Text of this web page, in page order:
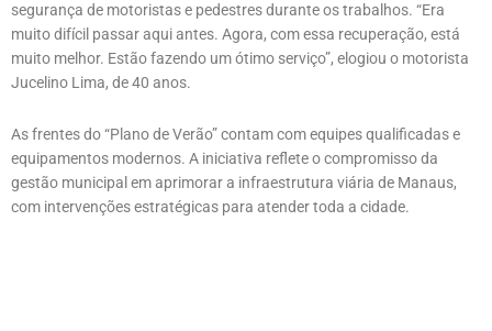
segurança de motoristas e pedestres durante os trabalhos. “Era
muito difícil passar aqui antes. Agora, com essa recuperação, está
muito melhor. Estão fazendo um ótimo serviço”, elogiou o motorista
Jucelino Lima, de 40 anos.
As frentes do “Plano de Verão” contam com equipes qualificadas e
equipamentos modernos. A iniciativa reflete o compromisso da
gestão municipal em aprimorar a infraestrutura viária de Manaus,
com intervenções estratégicas para atender toda a cidade.